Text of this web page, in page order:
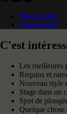
Mon compte
Commandes
C'est
Les meilleures
Requins et raies
Nouveau style
Stage dans un
Spot de
Quelque chose